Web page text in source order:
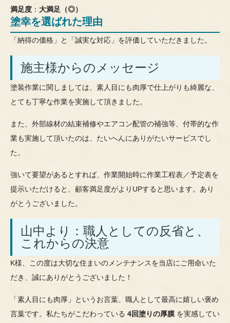
満足度 ： 大満足（◎）
塗幸を選ばれた理由
「納得の価格」と「誠実な対応」を評価していただきました。
施主様からのメッセージ
塗装作業に関しましては、素人目にも肉厚で仕上がりも綺麗な、
とても丁寧な作業を実施して頂きました。
また、外部線材の結束補修やエアコン配管の補強等、付帯的な作
業も実施して頂いたのは、たいへんにありがたいサービスでし
た。
強いて要望があるとすれば、作業開始時に作業工程表／予定表を
提示いただけると、顧客満足度がよりUPすると思います。あり
がとうございました。
山中より：職人としての反省と、
これからの決意
K様、この度は大切な住まいのメンテナンスを当店にご用命いた
だき、誠にありがとうございました！
「素人目にも肉厚」というお言葉、職人として最高に嬉しい褒め
言葉です。私たちがこだわっている 4回塗りの厚膜 を実感してい